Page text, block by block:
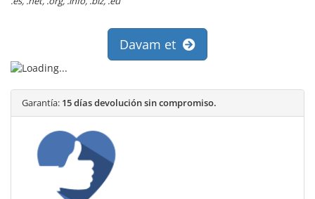
Davam et
Garantía: 15 días devolución sin compromiso.